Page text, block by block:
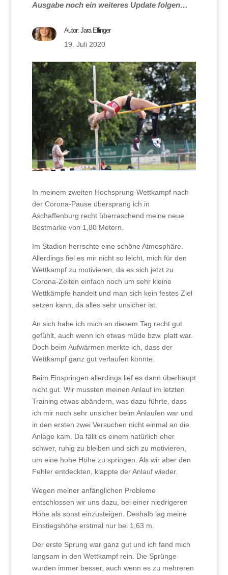
Ausgabe noch ein weiteres Update folgen…
Autor: Jara Ellinger
19. Juli 2020
In meinem zweiten Hochsprung-Wettkampf nach
der Corona-Pause übersprang ich in
Aschaffenburg recht überraschend meine neue
Bestmarke von 1,80 Metern.
Im Stadion herrschte eine schöne Atmosphäre.
Allerdings fiel es mir nicht so leicht, mich für den
Wettkampf zu motivieren, da es sich jetzt zu
Corona-Zeiten einfach noch um sehr kleine
Wettkämpfe handelt und man sich kein festes Ziel
setzen kann, da alles sehr unsicher ist.
An sich habe ich mich an diesem Tag recht gut
gefühlt, auch wenn ich etwas müde bzw. platt war.
Doch beim Aufwärmen merkte ich, dass der
Wettkampf ganz gut verlaufen könnte.
Beim Einspringen allerdings lief es dann überhaupt
nicht gut. Wir mussten meinen Anlauf im letzten
Training etwas abändern, was dazu führte, dass
ich mir noch sehr unsicher beim Anlaufen war und
in den ersten zwei Versuchen nicht einmal an die
Anlage kam. Da fällt es einem natürlich eher
schwer, ruhig zu bleiben und sich zu motivieren,
um eine hohe Höhe zu springen. Als wir aber den
Fehler entdeckten, klappte der Anlauf wieder.
Wegen meiner anfänglichen Probleme
entschlossen wir uns dazu, bei einer niedrigeren
Höhe als sonst einzusteigen. Deshalb lag meine
Einstiegshöhe erstmal nur bei 1,63 m.
Der erste Sprung war ganz gut und ich fand mich
langsam in den Wettkampf rein. Die Sprünge
wurden immer besser, auch wenn es zu mehreren